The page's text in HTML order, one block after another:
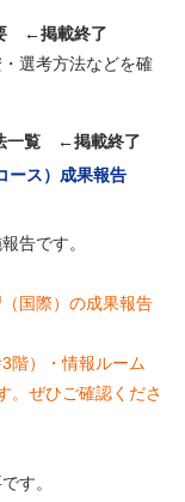
←掲載終了
選考方法などを確
一覧 ←掲載終了
ース）成果報告
告です。
国際）の成果報告
階）・情報ルーム
。ぜひご確認くださ
す。